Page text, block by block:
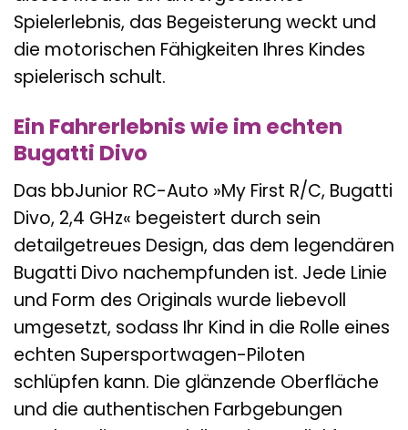
Spielerlebnis, das Begeisterung weckt und
die motorischen Fähigkeiten Ihres Kindes
spielerisch schult.
Ein Fahrerlebnis wie im echten
Bugatti Divo
Das bbJunior RC-Auto »My First R/C, Bugatti
Divo, 2,4 GHz« begeistert durch sein
detailgetreues Design, das dem legendären
Bugatti Divo nachempfunden ist. Jede Linie
und Form des Originals wurde liebevoll
umgesetzt, sodass Ihr Kind in die Rolle eines
echten Supersportwagen-Piloten
schlüpfen kann. Die glänzende Oberfläche
und die authentischen Farbgebungen